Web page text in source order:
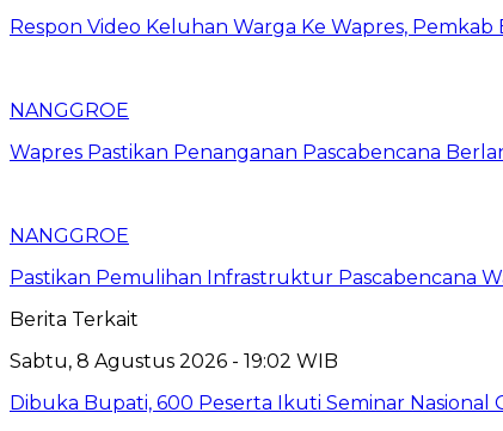
Respon Video Keluhan Warga Ke Wapres,
NANGGROE
Wapres Pastikan Penanganan Pascabencana
NANGGROE
Pastikan Pemulihan Infrastruktur Pascabencana
Berita Terkait
Sabtu, 8 Agustus 2026 - 19:02 WIB
Dibuka Bupati, 600 Peserta Ikuti Seminar